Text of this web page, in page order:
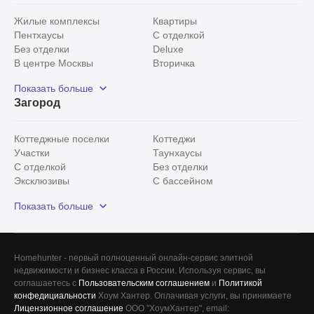
Жилые комплексы
Квартиры
Пентхаусы
С отделкой
Без отделки
Deluxe
В центре Москвы
Вторичка
Рядом с парком
С панорамными окнами
Показать больше
Загород
Коттеджные поселки
Коттеджи
Участки
Таунхаусы
С отделкой
Без отделки
Эксклюзивы
С бассейном
Красногорский район
Показать больше
Homehunter - первый полноценный онлайн-сервис элитной
недвижимости и бизнес класса в России. Используя сервис, вы
соглашаетесь с Пользовательским соглашением и Политикой
конфедициальности Хоум Хантер. Оплачивая услуги, вы принимаете
Лицензионное соглашение ООО "ХоумХантер", email:
Сегодня
Вчера 0